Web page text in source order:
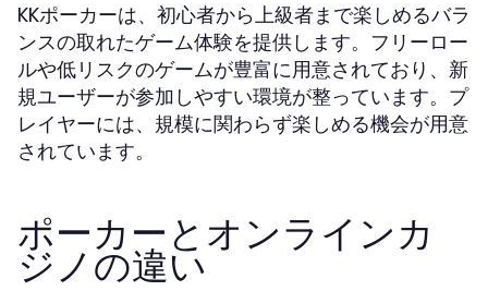
KKポーカーは、初心者から上級者まで楽しめるバラ
ンスの取れたゲーム体験を提供します。フリーロー
ルや低リスクのゲームが豊富に用意されており、新
規ユーザーが参加しやすい環境が整っています。プ
レイヤーには、規模に関わらず楽しめる機会が用意
されています。
ポーカーとオンラインカ
ジノの違い